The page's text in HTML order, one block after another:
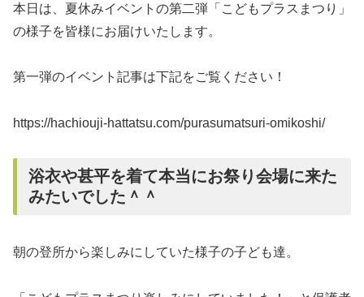
本日は、夏休みイベントの第二弾「こどもプラスまつり」
の様子を皆様にお届けいたします。
第一弾のイベント記事は下記をご覧ください！
https://hachiouji-hattatsu.com/purasumatsuri-omikoshi/
浴衣や甚平を着て本当にお祭り会場に来た
みたいでした＾＾
朝の登所から楽しみにしていた様子の子ども達。